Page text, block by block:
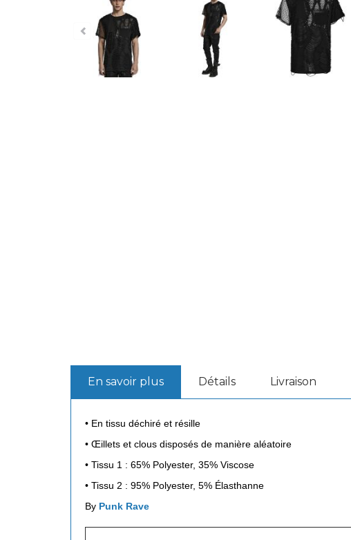
En savoir plus Détails Livraison
• En tissu déchiré et résille
• Œillets et clous disposés de manière aléatoire
• Tissu 1 : 65% Polyester, 35% Viscose
• Tissu 2 : 95% Polyester, 5% Élasthanne
By Punk Rave